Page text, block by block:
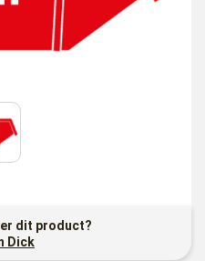
dit product?
Dick